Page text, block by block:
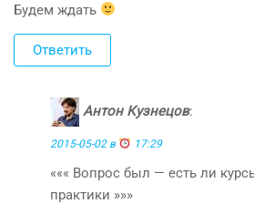
Будем ждать
Ответить
Антон Кузнецов:
2015-05-02 в 17:29
««« Вопрос был — есть ли
практики »»»